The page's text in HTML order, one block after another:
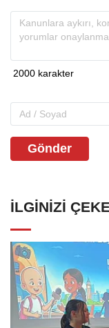
Gönder
İLGINIZI